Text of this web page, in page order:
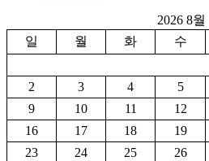
2026 8월
일
월 화 수
2
3 4 5
9
10 11 12
16
17 18 19
23
24 25 26